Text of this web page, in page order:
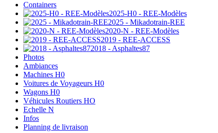
Containers
2025-H0 - REE-Modèles
2025 - Mikadotrain-REE
2020-N - REE-Modèles
2019 - REE-ACCESS
2018 - Asphaltes87
Photos
Ambiances
Machines H0
Voitures de Voyageurs H0
Wagons H0
Véhicules Routiers HO
Echelle N
Infos
Planning de livraison